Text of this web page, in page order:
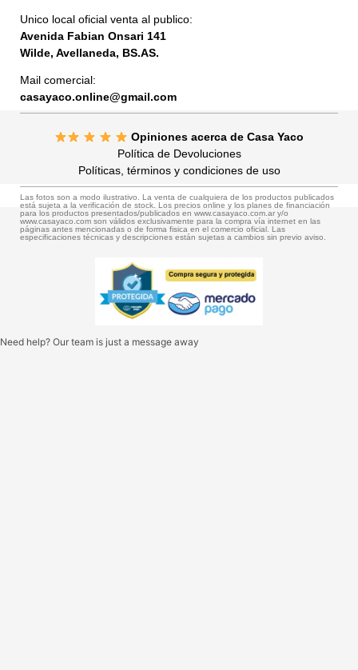
Unico local oficial venta al publico:
Avenida Fabian Onsari 141
Wilde, Avellaneda, BS.AS.
Mail comercial:
casayaco.online@gmail.com
Opiniones acerca de Casa Yaco
Política de Devoluciones
Políticas, términos y condiciones de uso
Las fotos son a modo ilustrativo. La venta de cualquiera de los productos publicados
está sujeta a la verificación de stock. Los precios online y los planes de financiación
para los productos presentados/publicados en www.casayaco.com.ar y/o
www.casayaco.com son válidos exclusivamente para la compra vía internet en las
páginas antes mencionadas o de forma fisica en el comercio oficial. Las
especificaciones técnicas y descripciones están sujetas a cambios sin previo aviso.
Need help? Our team is just a message away